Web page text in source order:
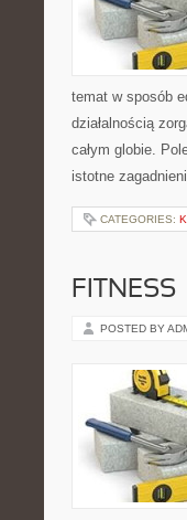
temat w sposób
działalnością
całym globie.
istotne
CATEGORIES:
FITNESS
POSTED BY